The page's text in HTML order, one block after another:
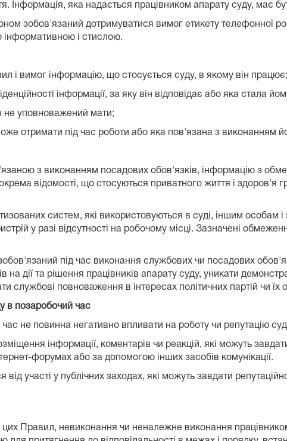
Інформація, яка надається працівником апарату суду, має
зобов'язаний дотримуватися вимог етикету телефонної
і стислою.
і вимог інформацію, що стосується суду, в якому він працює;
інформації, за яку він відповідає або яка стала
не уповноважений мати;
отримати під час роботи або яка пов'язана з виконанням
з виконанням посадових обов'язків, інформацію з
відомості, що стосуються приватного життя і здоров'я
систем, які використовуються в суді, іншим особам і
у разі відсутності на робочому місці. Зазначені
під час виконання службових чи посадових
на дії та рішення працівників апарату суду, уникати
службові повноваження в інтересах політичних партій чи їх
в позаробочий час
не повинна негативно впливати на роботу чи репутацію
інформації, коментарів чи реакцій, які можуть
форумах або за допомогою інших засобів комунікації.
участі у публічних заходах, які можуть завдати
Правил, невиконання чи неналежне виконання